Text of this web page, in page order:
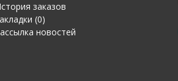
заказов
(0)
новостей